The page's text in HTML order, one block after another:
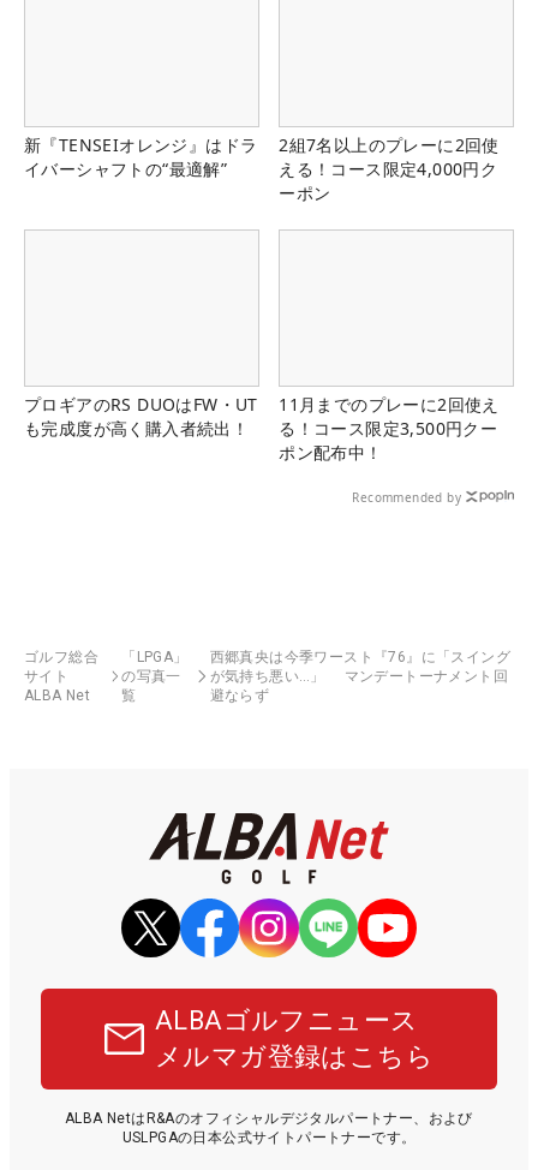
新『TENSEIオレンジ』はドラ
イバーシャフトの“最適解”
2組7名以上のプレーに2回使
える！コース限定4,000円ク
ーポン
プロギアのRS DUOはFW・UT
も完成度が高く購入者続出！
11月までのプレーに2回使え
る！コース限定3,500円クー
ポン配布中！
Recommended by
ゴルフ総合
サイト
ALBA Net
「LPGA」
の写真一
覧
西郷真央は今季ワースト『76』に「スイング
が気持ち悪い…」 マンデートーナメント回
避ならず
ALBAゴルフニュース
メルマガ登録はこちら
ALBA NetはR&Aのオフィシャルデジタルパートナー、および
USLPGAの日本公式サイトパートナーです。